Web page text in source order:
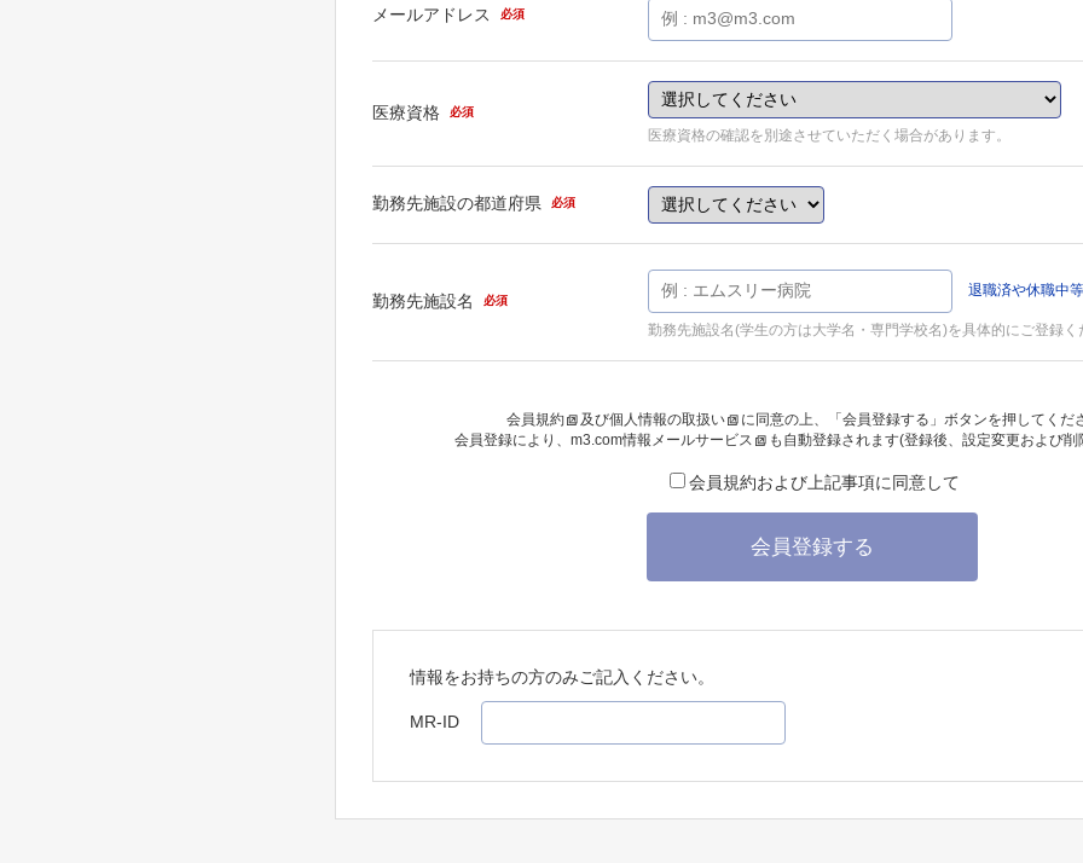
メールアドレス 必須
医療資格 必須
医療資格の確認を別途させていただく場合があります。
勤務先施設の都道府県 必須
勤務先施設名 必須
退職済や休職中
勤務先施設名(学生の方は大学名・専門学校名)を具体的にご登録く
会員規約 及び個人情報の取扱い
に同意の上、「会員登録する」ボタンを押してくだ
会員登録により、 m3.com情報メールサービス も自動登録されます(登録後、設定変更および
会員規約および上記事項に同意して
会員登録する
情報をお持ちの方のみご記入ください。
MR-ID